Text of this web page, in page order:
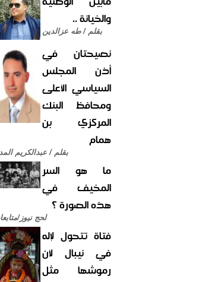
والخيانة ..
بقلم / طه عزالدين
نصيحتان في
أذن المجلس
السياسي الأعلى
ومحافظ البنك
المركزي بن
همام
بقلم / عبدالكريم
ما هو السر
المخيف في
هذه الصورة ؟
لحج نيوز/
فتاة تتحول لإله
في نيبال لأن
رموشها مثل